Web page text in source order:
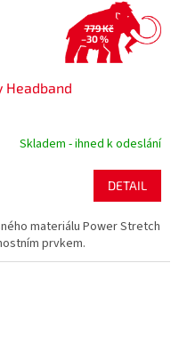
779 Kč
–30 %
Headband
Skladem - ihned k odeslání
DETAIL
materiálu Power Stretch
prvkem.